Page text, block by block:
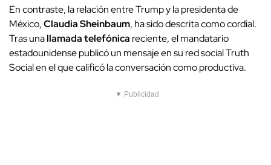
En contraste, la relación entre Trump y la presidenta de
México,Claudia Sheinbaum, ha sido descrita como cordial.
Tras unallamada telefónica reciente, el mandatario
estadounidense publicó un mensaje en su red social Truth
Social en el que calificó la conversación como productiva.
▼ Publicidad